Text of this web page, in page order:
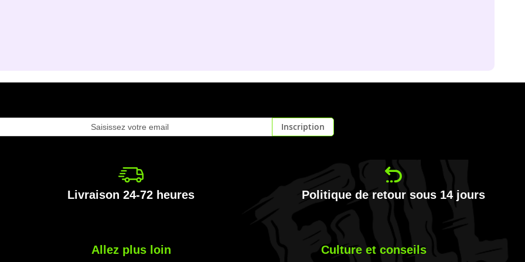
Inscription
Livraison 24-72 heures Politique de retour sous 14 jours
Allez plus loin Culture et conseils